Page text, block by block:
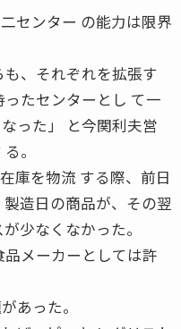
センター の能力は限界
、それぞれを拡張す
たセンターとし て一
った」 と今関利夫営
。
庫を物流 する際、前日
造日の商品が、その翌
少なくなかった。
メーカーとしては許
あった。